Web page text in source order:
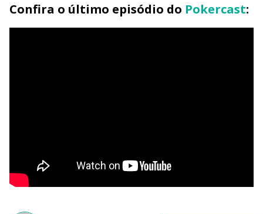
Confira o último episódio do Pokercast: